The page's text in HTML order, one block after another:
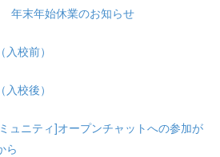
年末年始休業のお知らせ
校前）
校後）
ュニティ]オープンチャットへの参加が
ら